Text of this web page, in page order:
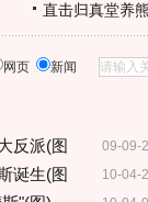
直击归真堂养
网页 新闻
09-09-
反派(图
10-04-
诞生(图